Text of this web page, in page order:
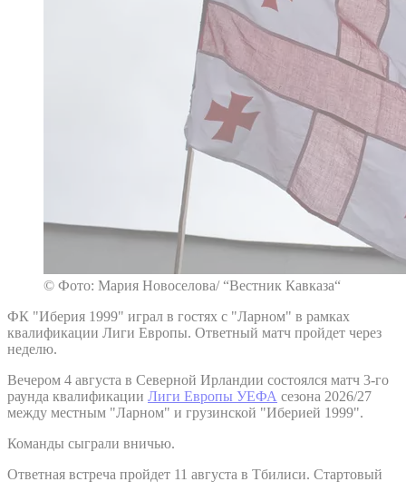
© Фото: Мария Новоселова/ “Вестник Кавказа“
ФК "Иберия 1999" играл в гостях с "Ларном" в рамках
квалификации Лиги Европы. Ответный матч пройдет через
неделю.
Вечером 4 августа в Северной Ирландии состоялся матч 3-го
раунда квалификации Лиги Европы УЕФА сезона 2026/27
между местным "Ларном" и грузинской "Иберией 1999".
Команды сыграли вничью.
Ответная встреча пройдет 11 августа в Тбилиси. Стартовый